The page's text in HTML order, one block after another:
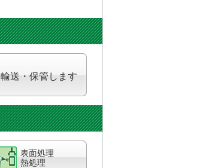
輸送・保管します
表面処理
熱処理